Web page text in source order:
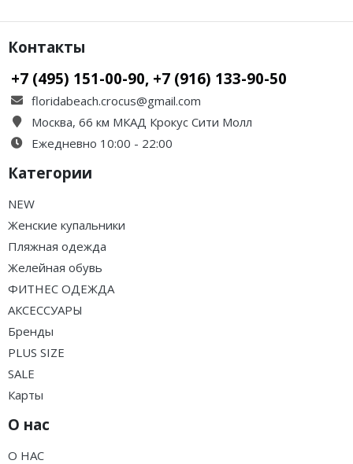
Контакты
+7 (495) 151-00-90, +7 (916) 133-90-50
floridabeach.crocus@gmail.com
Москва, 66 км МКАД Крокус Сити Молл
Ежедневно 10:00 - 22:00
Категории
NEW
Женские купальники
Пляжная одежда
Желейная обувь
ФИТНЕС ОДЕЖДА
АКСЕССУАРЫ
Бренды
PLUS SIZE
SALE
Карты
О нас
О НАС